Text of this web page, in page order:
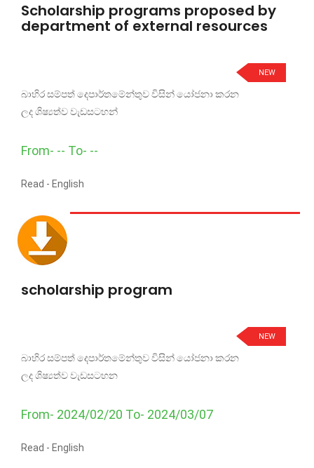
Scholarship programs proposed by
department of external resources
NEW
බාහිර සම්පත් දෙපාර්තමේන්තුව විසින් යෝජනා කරන
ලද ශිෂ්‍යත්ව වැඩසටහන්
From- -- To- --
Read - English
scholarship program
NEW
බාහිර සම්පත් දෙපාර්තමේන්තුව විසින් යෝජනා කරන
ලද ශිෂ්‍යත්ව වැඩසටහන
From- 2024/02/20 To- 2024/03/07
Read - English